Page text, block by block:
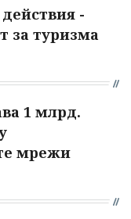
-
за туризма
1 млрд.
мрежи